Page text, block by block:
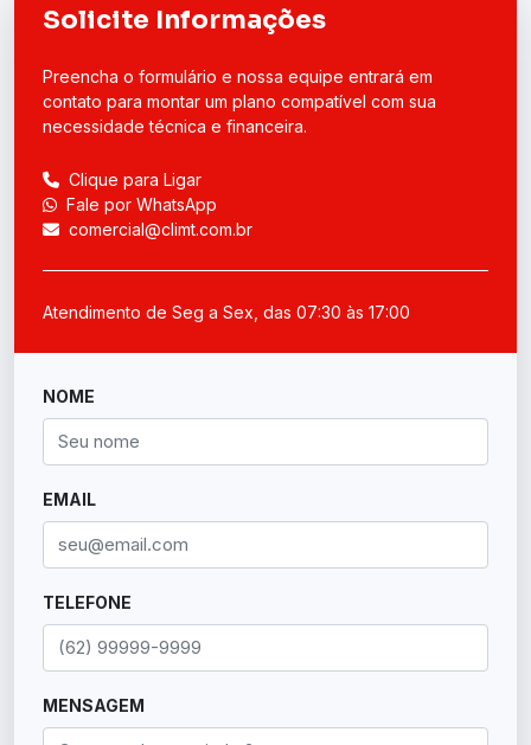
Solicite Informações
Preencha o formulário e nossa equipe entrará em
contato para montar um plano compatível com sua
necessidade técnica e financeira.
Clique para Ligar
Fale por WhatsApp
comercial@climt.com.br
Atendimento de Seg a Sex, das 07:30 às 17:00
NOME
EMAIL
TELEFONE
MENSAGEM